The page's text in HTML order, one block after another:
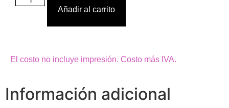
Añadir al carrito
El costo no incluye impresión. Costo más IVA.
Información adicional